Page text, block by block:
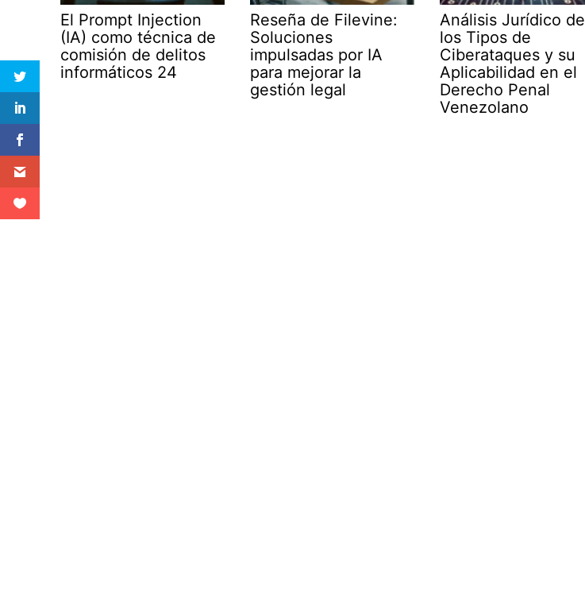
El Prompt Injection
(IA) como técnica de
comisión de delitos
informáticos 24
Reseña de Filevine:
Soluciones
impulsadas por IA
para mejorar la
gestión legal
Análisis Jurídico de
los Tipos de
Ciberataques y su
Aplicabilidad en el
Derecho Penal
Venezolano